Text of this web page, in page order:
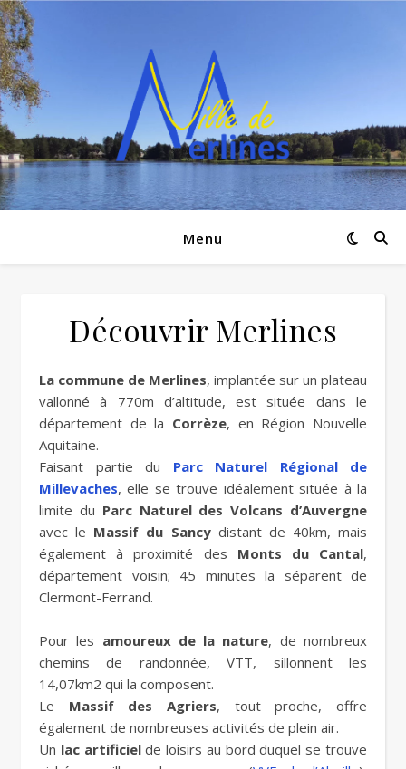
Menu
Découvrir Merlines
La commune de Merlines, implantée sur un plateau
vallonné à 770m d’altitude, est située dans le
département de la Corrèze, en Région Nouvelle
Aquitaine.
Faisant partie du Parc Naturel Régional de
Millevaches, elle se trouve idéalement située à la
limite du Parc Naturel des Volcans d’Auvergne
avec le Massif du Sancydistant de 40km, mais
également à proximité des Monts du Cantal,
département voisin; 45 minutes la séparent de
Clermont-Ferrand.
Pour les amoureux de la nature, de nombreux
chemins de randonnée, VTT, sillonnent les
14,07km2 qui la composent.
Le Massif des Agriers, tout proche, offre
également de nombreuses activités de plein air.
Un lac artificielde loisirs au bord duquel se trouve